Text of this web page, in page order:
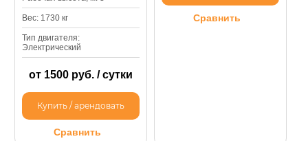
Вес: 1730 кг
Тип двигателя:
Электрический
от 1500 руб. / сутки
Купить / арендовать
Сравнить
Сравнить